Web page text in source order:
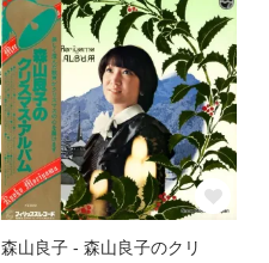
森山良子 - 森山良子のクリ